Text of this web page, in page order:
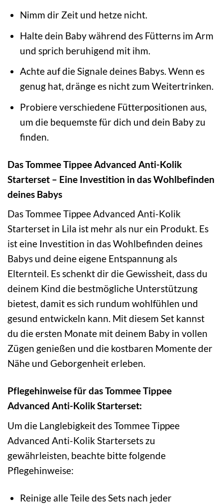
Nimm dir Zeit und hetze nicht.
Halte dein Baby während des Fütterns im Arm
und sprich beruhigend mit ihm.
Achte auf die Signale deines Babys. Wenn es
genug hat, dränge es nicht zum Weitertrinken.
Probiere verschiedene Fütterpositionen aus,
um die bequemste für dich und dein Baby zu
finden.
Das Tommee Tippee Advanced Anti-Kolik
Starterset – Eine Investition in das Wohlbefinden
deines Babys
Das Tommee Tippee Advanced Anti-Kolik
Starterset in Lila ist mehr als nur ein Produkt. Es
ist eine Investition in das Wohlbefinden deines
Babys und deine eigene Entspannung als
Elternteil. Es schenkt dir die Gewissheit, dass du
deinem Kind die bestmögliche Unterstützung
bietest, damit es sich rundum wohlfühlen und
gesund entwickeln kann. Mit diesem Set kannst
du die ersten Monate mit deinem Baby in vollen
Zügen genießen und die kostbaren Momente der
Nähe und Geborgenheit erleben.
Pflegehinweise für das Tommee Tippee
Advanced Anti-Kolik Starterset:
Um die Langlebigkeit des Tommee Tippee
Advanced Anti-Kolik Startersets zu
gewährleisten, beachte bitte folgende
Pflegehinweise:
Reinige alle Teile des Sets nach jeder